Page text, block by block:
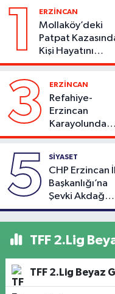
1 ERZİNCAN
Mollaköy’deki
Patpat
Kişi Hayatını
Kaybetti
3 ERZİNCAN
Refahiye-
Erzincan
Karayolunda
Kaza:
2 Kişi Yaralandı
5 SİYASET
CHP Erzincan İl
Başkanlığı’na
Şevki Akdağ
Atandı!
TFF 2.Lig
TFF 2.Lig Beyaz